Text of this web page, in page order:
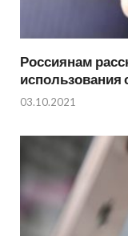
Россиянам
использования
03.10.2021